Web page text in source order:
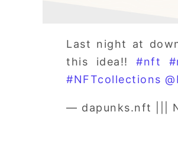
Last night at
this idea!!#nft
#NFTcollections
— dapunks.nft |||